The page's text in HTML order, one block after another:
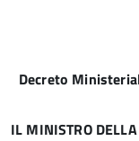
Decreto
IL MINISTRO